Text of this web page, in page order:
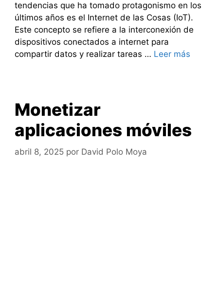
tendencias que ha tomado protagonismo en los
últimos años es el Internet de las Cosas (IoT).
Este concepto se refiere a la interconexión de
dispositivos conectados a internet para
compartir datos y realizar tareas … Leer más
Monetizar
aplicaciones móviles
abril 8, 2025 por David Polo Moya